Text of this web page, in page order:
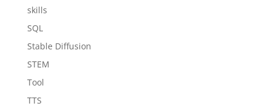
skills
SQL
Stable Diffusion
STEM
Tool
TTS